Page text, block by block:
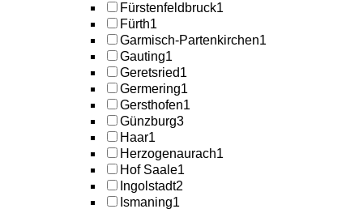
Fürstenfeldbruck1
Fürth1
Garmisch-Partenkirchen1
Gauting1
Geretsried1
Germering1
Gersthofen1
Günzburg3
Haar1
Herzogenaurach1
Hof Saale1
Ingolstadt2
Ismaning1